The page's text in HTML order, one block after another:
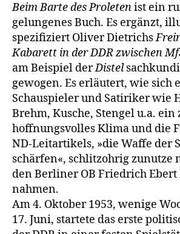
Beim Barte des Proletenist ein
gelungenes Buch. Es ergänzt,
spezifiziert Oliver Dietrichs
Kabarett in der DDR zwischen
am Beispiel derDistel
gewogen. Es erläutert, wie sich
Schauspieler und Satiriker wie
Brehm, Kusche, Stengel u.a.
hoffnungsvolles Kli­ma und die
ND-Leitartikels, »die Waffe der
schärfen«, schlitzohrig zunutze
den Berliner OB Friedrich
nahmen.
Am 4. Oktober 1953, wenige
17. Juni, startete das er­ste